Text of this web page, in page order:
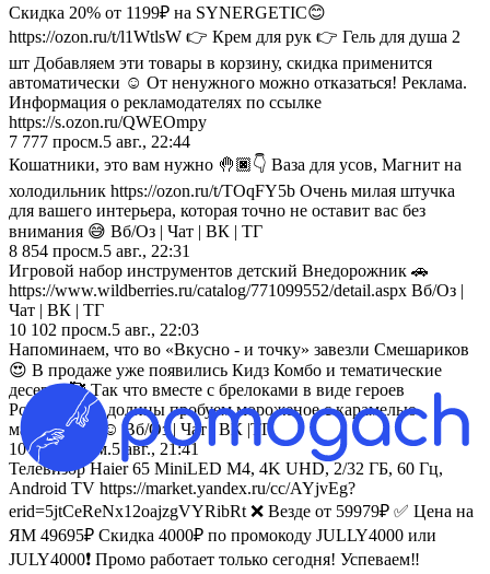
Скидка 20% от 1199₽ на SYNERGETIC😊
https://ozon.ru/t/l1WtlsW 👉 Крем для рук 👉 Гель для душа 2
шт Добавляем эти товары в корзину, скидка применится
автоматически ☺️ От ненужного можно отказаться! Реклама.
Информация о рекламодателях по ссылке
https://s.ozon.ru/QWEOmpy
7 777 просм.5 авг., 22:44
Кошатники, это вам нужно 🤚🏿👇 Ваза для усов, Магнит на
холодильник https://ozon.ru/t/TOqFY5b Очень милая штучка
для вашего интерьера, которая точно не оставит вас без
внимания 😅 Вб/Оз | Чат | ВК | ТГ
8 854 просм.5 авг., 22:31
Игровой набор инструментов детский Внедорожник 🚗
https://www.wildberries.ru/catalog/771099552/detail.aspx Вб/Оз |
Чат | ВК | ТГ
10 102 просм.5 авг., 22:03
Напоминаем, что во «Вкусно - и точку» завезли Смешариков
😍 В продаже уже появились Кидз Комбо и тематические
десерты🥰 Так что вместе с брелоками в виде героев
Ромашковой долины пробуем мороженое с карамелью
маршмеллоу☺️ Вб/Оз | Чат | ВК |ТГ
10 734просм.5 авг., 21:41
Телевизор Haier 65 MiniLED M4, 4K UHD, 2/32 ГБ, 60 Гц,
Android TV https://market.yandex.ru/cc/AYjvEg?
erid=5jtCeReNx12oajzgVYRibRt ❌ Везде от 59979₽ ✅ Цена на
ЯМ 49695₽ Скидка 4000₽ по промокоду JULLY4000 или
JULY4000❗ Промо работает только сегодня! Успеваем‼️